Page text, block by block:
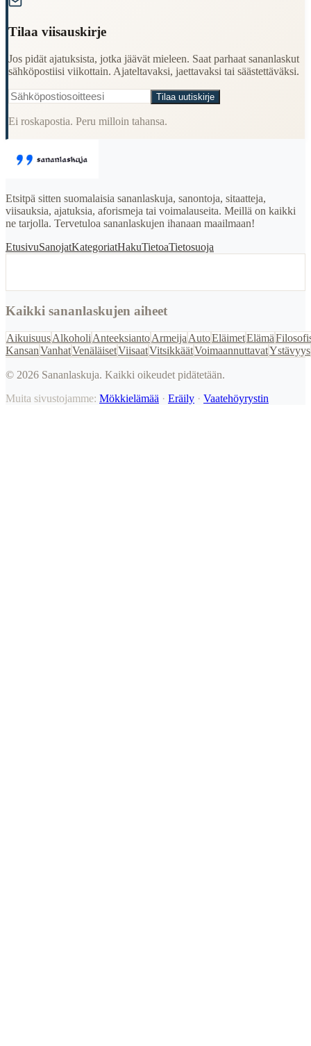
Tilaa viisauskirje
Jos pidät ajatuksista, jotka jäävät mieleen. Saat parhaat sananlaskut
sähköpostiisi viikottain. Ajateltavaksi, jaettavaksi tai säästettäväksi.
Tilaa uutiskirje
Ei roskapostia. Peru milloin tahansa.
Etsitpä sitten suomalaisia sananlaskuja, sanontoja, sitaatteja,
viisauksia, ajatuksia, aforismeja tai voimalauseita. Meillä on kaikki
ne tarjolla. Tervetuloa sananlaskujen ihanaan maailmaan!
EtusivuSanojatKategoriatHakuTietoaTietosuoja
Kaikki sananlaskujen aiheet
AikuisuusAlkoholi AnteeksiantoArmeija AutoEläimetElämä
KansanVanhatVenäläisetViisaatVitsikkäätVoimaannuttavatYstävyys
© 2026 Sananlaskuja. Kaikki oikeudet pidätetään.
Muita sivustojamme: Mökkielämää · Eräily · Vaatehöyrystin